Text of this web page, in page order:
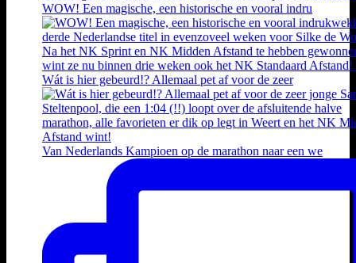
WOW! Een magische, een historische en vooral indru
Wát is hier gebeurd!? Allemaal pet af voor de zeer
Van Nederlands Kampioen op de marathon naar een we